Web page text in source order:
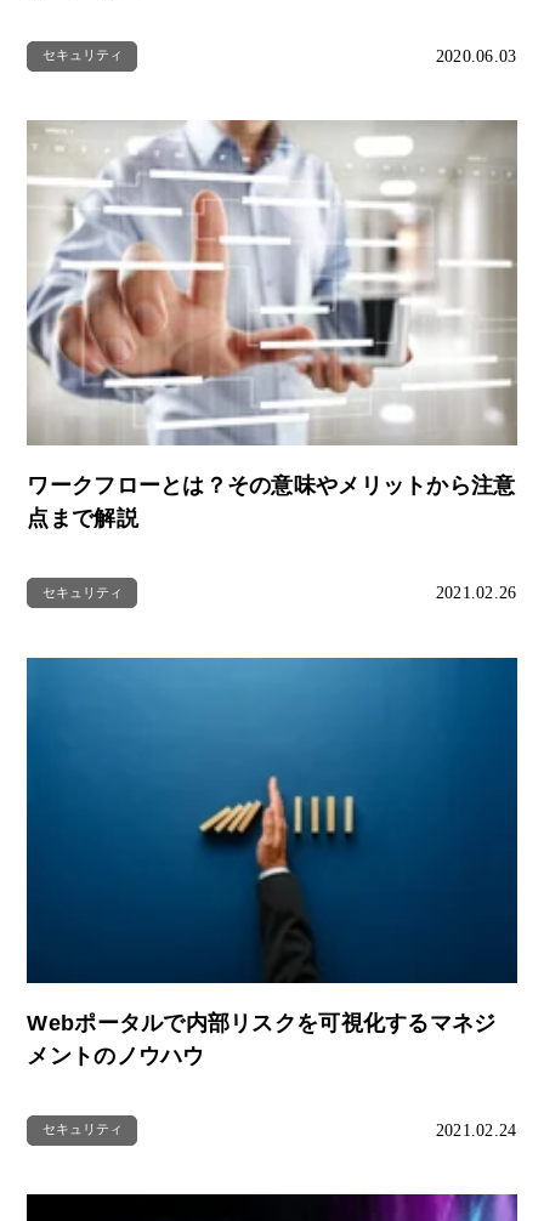
セキュリティ 2020.06.03
ワークフローとは？その意味やメリットから注意
点まで解説
セキュリティ 2021.02.26
Webポータルで内部リスクを可視化するマネジ
メントのノウハウ
セキュリティ 2021.02.24